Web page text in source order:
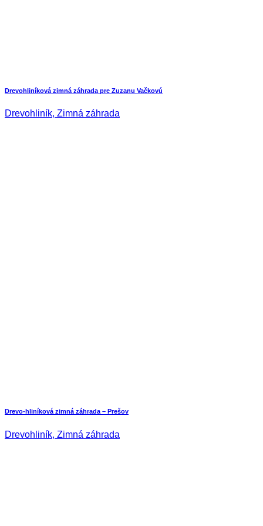
Drevohliníková zimná záhrada pre Zuzanu Vačkovú
Drevohliník, Zimná záhrada
Drevo-hliníková zimná záhrada – Prešov
Drevohliník, Zimná záhrada